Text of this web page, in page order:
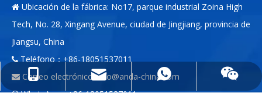
 Ubicación de la fábrica: No17, parque industrial Zoina High
Tech, No. 28, Xingang Avenue, ciudad de Jingjiang, provincia de
Jiangsu, China
 Teléfono：+86-18051537011
 Correo electrónico:info@anda-china.com
WhatsApp：+86-18051537011
+86-18051537011
info@anda-china.com
+86-18051537011